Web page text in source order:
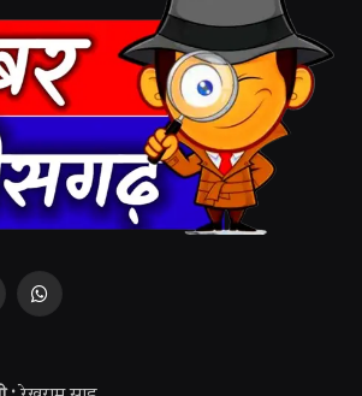
WhatsApp